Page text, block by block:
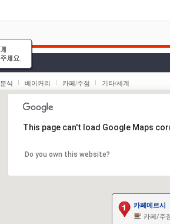
분식 베이커리 카페/주점 기타/세계
카페메르시
카페/주
This page can't load Google Maps
Do you own this website?